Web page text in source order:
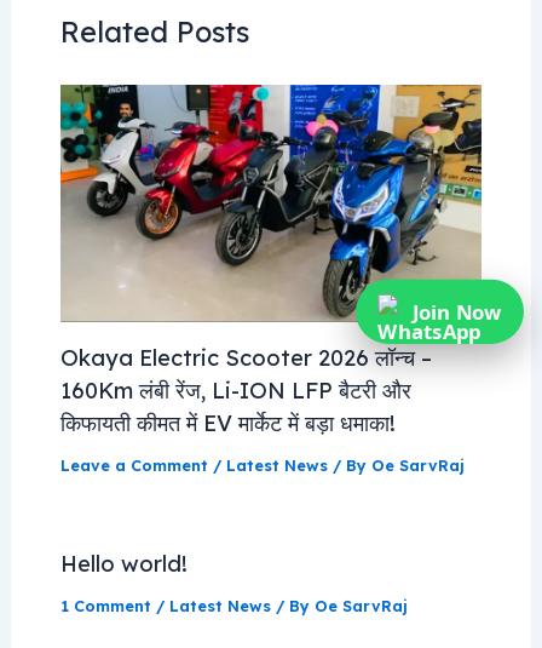
Related Posts
Okaya Electric Scooter 2026 लॉन्च –
160Km लंबी रेंज, Li-ION LFP बैटरी और
किफायती कीमत में EV मार्केट में बड़ा धमाका!
Leave a Comment / Latest News/ By Oe SarvRaj
Hello world!
1 Comment / Latest News/ By Oe SarvRaj
Join Now